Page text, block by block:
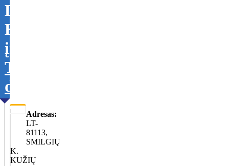
Danutės
Kazlauskienės
įmonė
Tikslinti
duomenis
Adresas:
LT-
81113,
SMILGIŲ
K.
KUŽIŲ